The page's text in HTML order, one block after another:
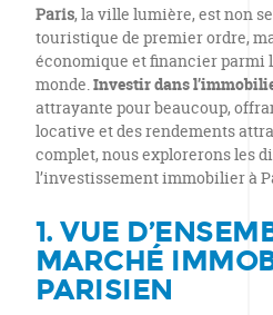
Paris, la ville lumière, est non
touristique de premier ordre,
économique et financier parmi
monde.Investir dans
attrayante pour beaucoup,
locative et des rendements
complet, nous explorerons les
l’investissement immobilier à
1. VUE
MARCHÉ
PARISIEN